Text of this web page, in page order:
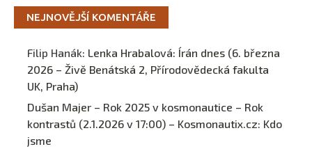
NEJNOVĚJŠÍ KOMENTÁŘE
Filip Hanák: Lenka Hrabalová: Írán dnes (6. března
2026 – Živě Benátská 2, Přírodovědecká fakulta
UK, Praha)
Dušan Majer – Rok 2025 v kosmonautice – Rok
kontrastů (2.1.2026 v 17:00) – Kosmonautix.cz: Kdo
jsme